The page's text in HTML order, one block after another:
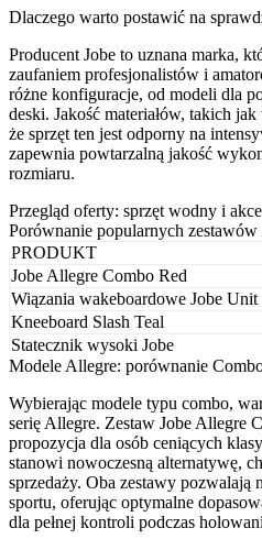
Dlaczego warto postawić na
Producent Jobe to uznana marka,
zaufaniem profesjonalistów i
różne konfiguracje, od modeli dla
deski. Jakość materiałów, takich
że sprzęt ten jest odporny na
zapewnia powtarzalną jakość
rozmiaru.
Przegląd oferty: sprzęt wodny i
Porównanie popularnych
PRODUKT
Jobe Allegre Combo Red
Wiązania wakeboardowe Jobe Unit
Kneeboard Slash Teal
Statecznik wysoki Jobe
Modele Allegre: porównanie
Wybierając modele typu combo,
serię Allegre. Zestaw Jobe Allegre
propozycja dla osób ceniących
stanowi nowoczesną alternatywę,
sprzedaży. Oba zestawy pozwalają
sportu, oferując optymalne
dla pełnej kontroli podczas